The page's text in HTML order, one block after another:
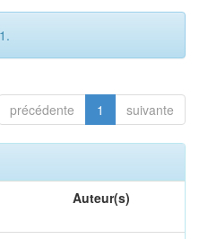
précédente 1 suivante
Auteur(s)